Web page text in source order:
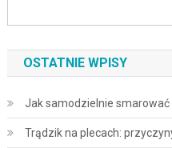
OSTATNIE WPISY
Jak samodzielnie smarować
Trądzik na plecach: